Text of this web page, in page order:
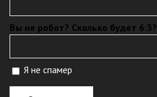
Вы не робот? Сколько будет 6:3?
Я не спамер
Я спамер